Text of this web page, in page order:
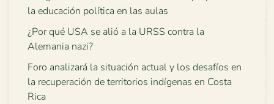
la educación política en las aulas
¿Por qué USA se alió a la URSS contra la
Alemania nazi?
Foro analizará la situación actual y los desafíos en
la recuperación de territorios indígenas en Costa
Rica